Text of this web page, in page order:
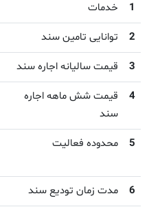
1 خدمات
2 توانایی تامین سند
3 قیمت سالیانه اجاره سند
4
قیمت شش ماهه اجاره
سند
5 محدوده فعالیت
6 مدت زمان تودیع سند